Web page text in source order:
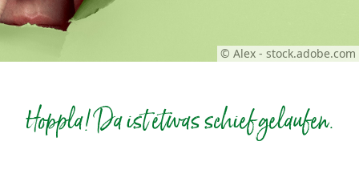
© Alex - stock.adobe.com
Hoppla! Da ist etwas schief gelaufen.